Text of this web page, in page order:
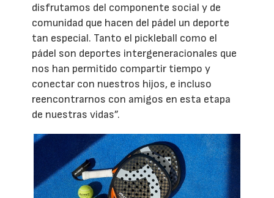
disfrutamos del componente social y de
comunidad que hacen del pádel un deporte
tan especial. Tanto el pickleball como el
pádel son deportes intergeneracionales que
nos han permitido compartir tiempo y
conectar con nuestros hijos, e incluso
reencontrarnos con amigos en esta etapa
de nuestras vidas”.